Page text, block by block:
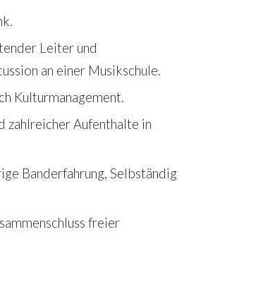
Leiter und
an einer Musikschule.
Kulturmanagement.
zahlreicher Aufenthalte in
Banderfahrung, Selbständig
freier